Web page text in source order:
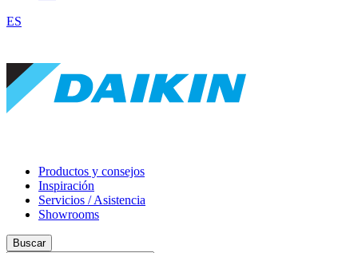
ES
Productos y consejos
Inspiración
Servicios / Asistencia
Showrooms
Buscar